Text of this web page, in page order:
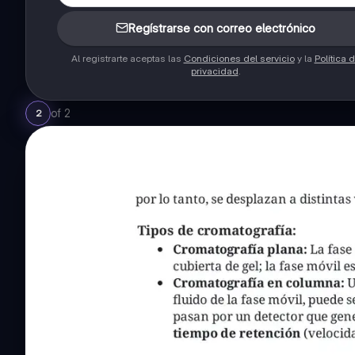
Regístrarse con correo electrónico
Al registrarte aceptas las Condiciones del servicioy la Política
privacidad
2 of 2